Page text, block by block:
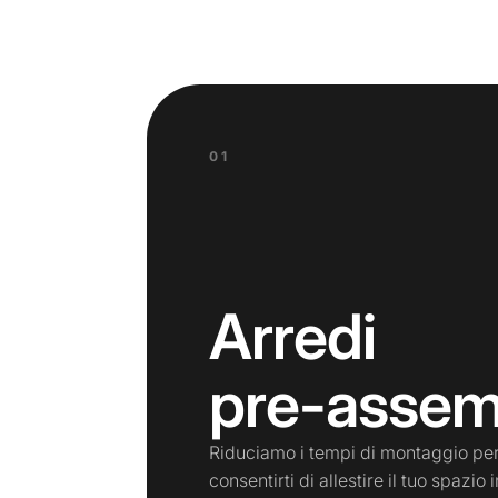
01
Arredi
pre-
Riduciamo i tempi di montaggio
consentirti di allestire il tuo spazio